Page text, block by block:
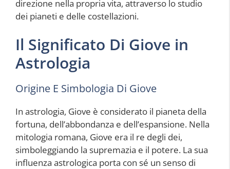
direzione nella propria vita, attraverso lo studio
dei pianeti e delle costellazioni.
Il Significato Di Giove in
Astrologia
Origine E Simbologia Di Giove
In astrologia, Giove è considerato il pianeta della
fortuna, dell’abbondanza e dell’espansione. Nella
mitologia romana, Giove era il re degli dei,
simboleggiando la supremazia e il potere. La sua
influenza astrologica porta con sé un senso di